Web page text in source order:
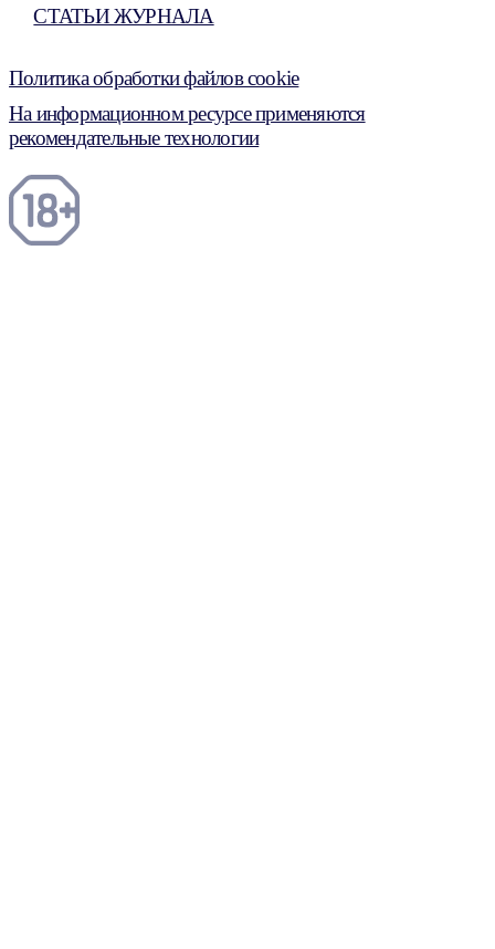
СТАТЬИ ЖУРНАЛА
Политика обработки файлов cookie
На информационном ресурсе применяются
рекомендательные технологии